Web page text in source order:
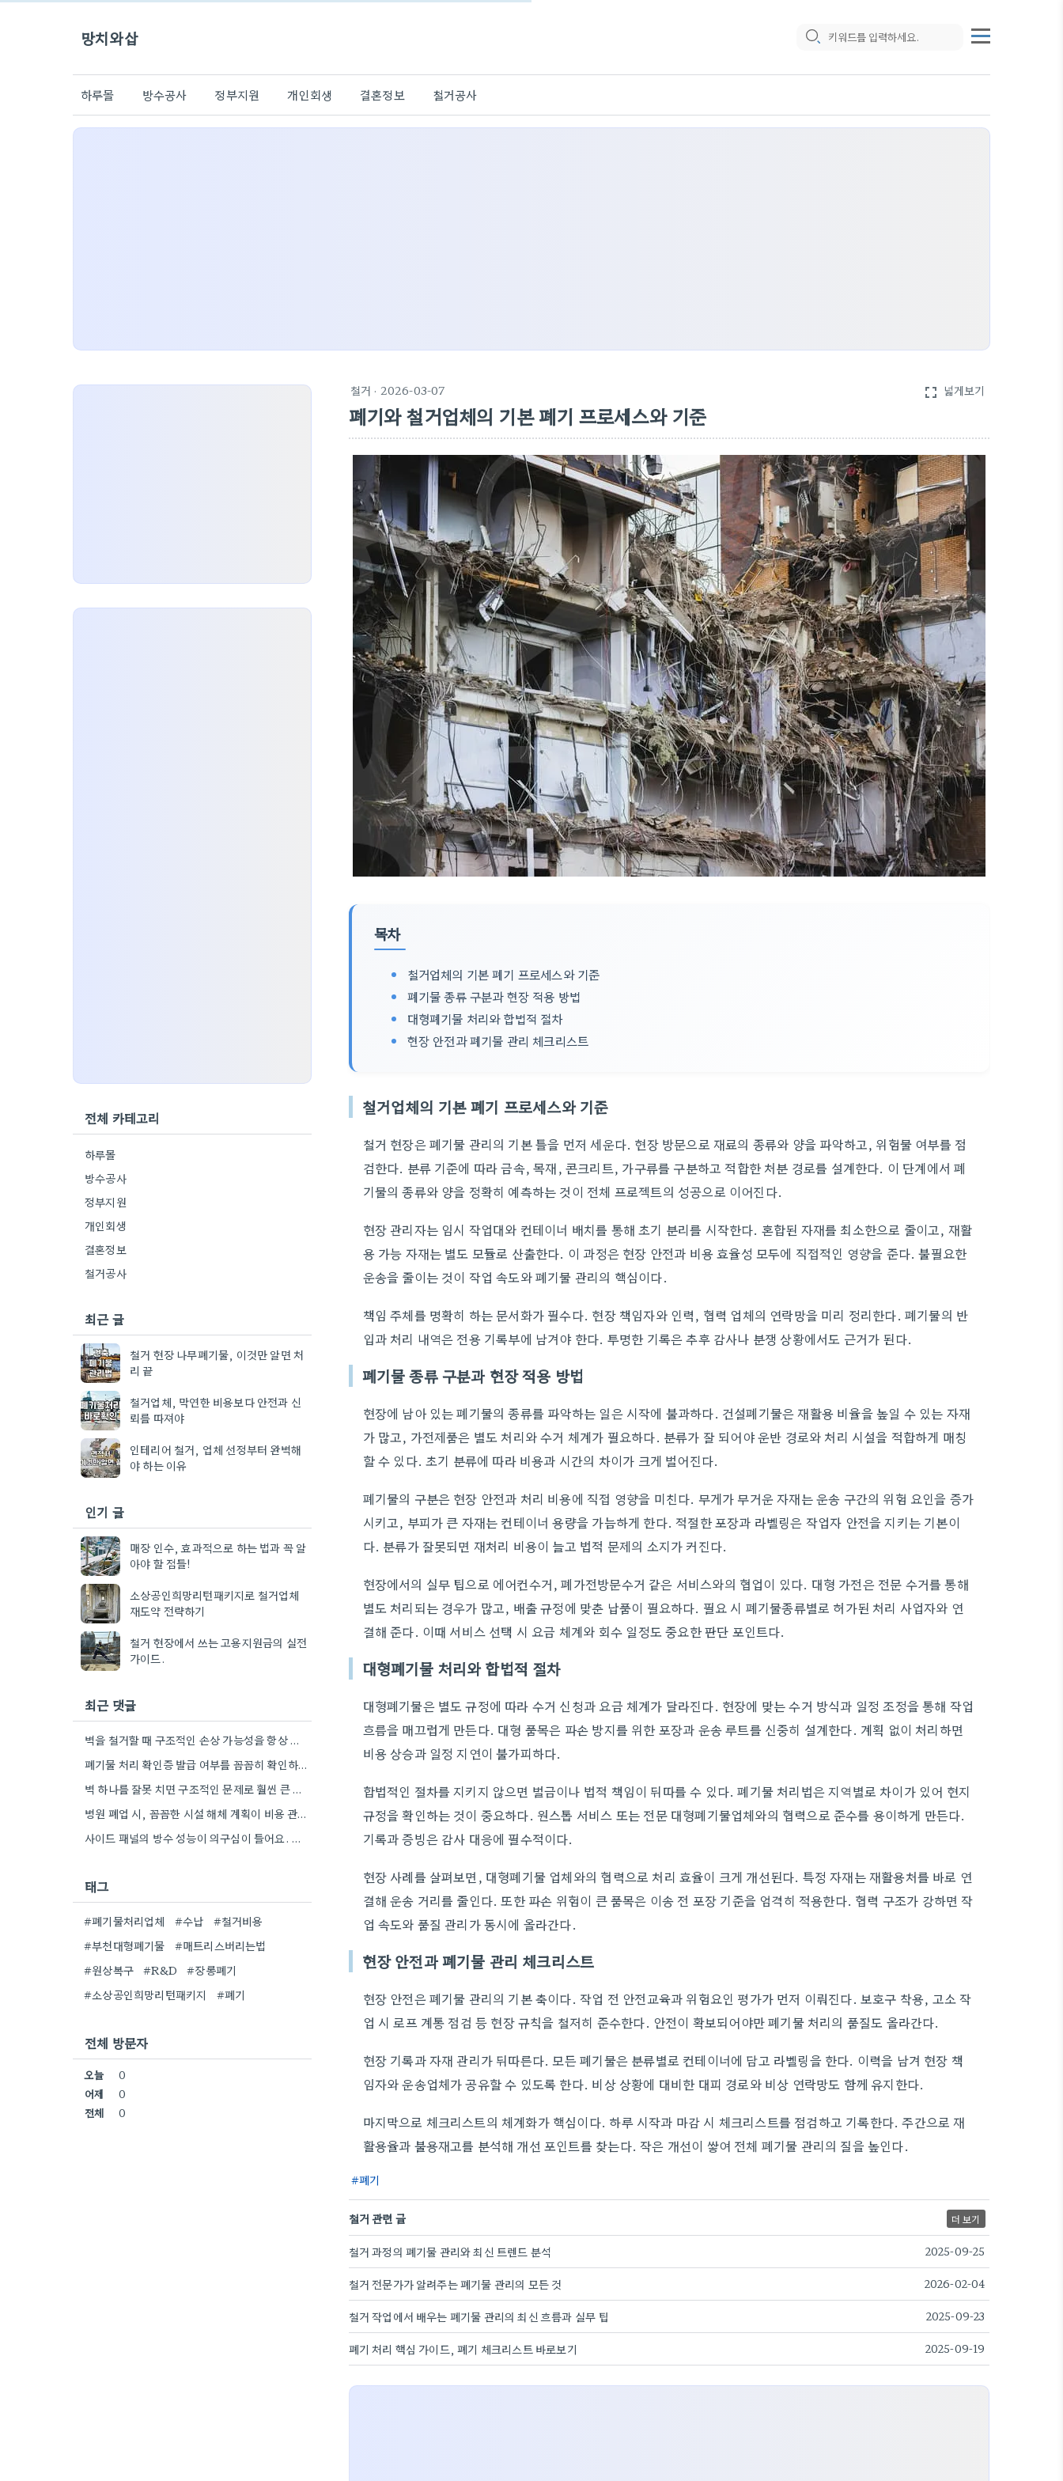
망치와삽
하루몰 방수공사 정부지원 개인회생 결혼정보 철거공사
철거 · 2026-03-07 fullscreen 넓게보기
폐기와 철거업체의 기본 폐기 프로세스와 기준
목차
철거업체의 기본 폐기 프로세스와 기준
폐기물 종류 구분과 현장 적용 방법
대형폐기물 처리와 합법적 절차
현장 안전과 폐기물 관리 체크리스트
철거업체의 기본 폐기 프로세스와 기준
철거 현장은 폐기물 관리의 기본 틀을 먼저 세운다. 현장 방문으로 재료의 종류와 양을 파악하고, 위험물 여부를 점
검한다. 분류 기준에 따라 금속, 목재, 콘크리트, 가구류를 구분하고 적합한 처분 경로를 설계한다. 이 단계에서 폐
기물의 종류와 양을 정확히 예측하는 것이 전체 프로젝트의 성공으로 이어진다.
현장 관리자는 임시 작업대와 컨테이너 배치를 통해 초기 분리를 시작한다. 혼합된 자재를 최소한으로 줄이고, 재활
용 가능 자재는 별도 모듈로 산출한다. 이 과정은 현장 안전과 비용 효율성 모두에 직접적인 영향을 준다. 불필요한
운송을 줄이는 것이 작업 속도와 폐기물 관리의 핵심이다.
책임 주체를 명확히 하는 문서화가 필수다. 현장 책임자와 인력, 협력 업체의 연락망을 미리 정리한다. 폐기물의 반
입과 처리 내역은 전용 기록부에 남겨야 한다. 투명한 기록은 추후 감사나 분쟁 상황에서도 근거가 된다.
폐기물 종류 구분과 현장 적용 방법
현장에 남아 있는 폐기물의 종류를 파악하는 일은 시작에 불과하다. 건설폐기물은 재활용 비율을 높일 수 있는 자재
가 많고, 가전제품은 별도 처리와 수거 체계가 필요하다. 분류가 잘 되어야 운반 경로와 처리 시설을 적합하게 매칭
할 수 있다. 초기 분류에 따라 비용과 시간의 차이가 크게 벌어진다.
폐기물의 구분은 현장 안전과 처리 비용에 직접 영향을 미친다. 무게가 무거운 자재는 운송 구간의 위험 요인을 증가
시키고, 부피가 큰 자재는 컨테이너 용량을 가늠하게 한다. 적절한 포장과 라벨링은 작업자 안전을 지키는 기본이
다. 분류가 잘못되면 재처리 비용이 늘고 법적 문제의 소지가 커진다.
현장에서의 실무 팁으로 에어컨수거, 폐가전방문수거 같은 서비스와의 협업이 있다. 대형 가전은 전문 수거를 통해
별도 처리되는 경우가 많고, 배출 규정에 맞춘 납품이 필요하다. 필요 시 폐기물종류별로 허가된 처리 사업자와 연
결해 준다. 이때 서비스 선택 시 요금 체계와 회수 일정도 중요한 판단 포인트다.
대형폐기물 처리와 합법적 절차
대형폐기물은 별도 규정에 따라 수거 신청과 요금 체계가 달라진다. 현장에 맞는 수거 방식과 일정 조정을 통해 작업
흐름을 매끄럽게 만든다. 대형 품목은 파손 방지를 위한 포장과 운송 루트를 신중히 설계한다. 계획 없이 처리하면
비용 상승과 일정 지연이 불가피하다.
합법적인 절차를 지키지 않으면 벌금이나 법적 책임이 뒤따를 수 있다. 폐기물 처리법은 지역별로 차이가 있어 현지
규정을 확인하는 것이 중요하다. 원스톱 서비스 또는 전문 대형폐기물업체와의 협력으로 준수를 용이하게 만든다.
기록과 증빙은 감사 대응에 필수적이다.
현장 사례를 살펴보면, 대형폐기물 업체와의 협력으로 처리 효율이 크게 개선된다. 특정 자재는 재활용처를 바로 연
결해 운송 거리를 줄인다. 또한 파손 위험이 큰 품목은 이송 전 포장 기준을 엄격히 적용한다. 협력 구조가 강하면 작
업 속도와 품질 관리가 동시에 올라간다.
현장 안전과 폐기물 관리 체크리스트
현장 안전은 폐기물 관리의 기본 축이다. 작업 전 안전교육과 위험요인 평가가 먼저 이뤄진다. 보호구 착용, 고소 작
업 시 로프 계통 점검 등 현장 규칙을 철저히 준수한다. 안전이 확보되어야만 폐기물 처리의 품질도 올라간다.
현장 기록과 자재 관리가 뒤따른다. 모든 폐기물은 분류별로 컨테이너에 담고 라벨링을 한다. 이력을 남겨 현장 책
임자와 운송업체가 공유할 수 있도록 한다. 비상 상황에 대비한 대피 경로와 비상 연락망도 함께 유지한다.
마지막으로 체크리스트의 체계화가 핵심이다. 하루 시작과 마감 시 체크리스트를 점검하고 기록한다. 주간으로 재
활용율과 불용재고를 분석해 개선 포인트를 찾는다. 작은 개선이 쌓여 전체 폐기물 관리의 질을 높인다.
폐기
철거 관련 글 더 보기
철거 과정의 폐기물 관리와 최신 트렌드 분석 2025-09-25
철거 전문가가 알려주는 폐기물 관리의 모든 것 2026-02-04
철거 작업에서 배우는 폐기물 관리의 최신 흐름과 실무 팁 2025-09-23
폐기 처리 핵심 가이드, 폐기 체크리스트 바로보기 2025-09-19
전체 카테고리
하루몰
방수공사
정부지원
개인회생
결혼정보
철거공사
최근 글
철거 현장 나무폐기물, 이것만 알면 처
리 끝
철거업체, 막연한 비용보다 안전과 신
뢰를 따져야
인테리어 철거, 업체 선정부터 완벽해
야 하는 이유
인기 글
매장 인수, 효과적으로 하는 법과 꼭 알
아야 할 점들!
소상공인희망리턴패키지로 철거업체
재도약 전략하기
철거 현장에서 쓰는 고용지원금의 실전
가이드.
최근 댓글
벽을 철거할 때 구조적인 손상 가능성을 항상 염두에 두는 게 중요하네요. 특히 오래된 건물의 경우…
폐기물 처리 확인증 발급 여부를 꼼꼼히 확인하는 게 중요하네요. 특히 건설 폐기물의 처리량이 예상보다 훨씬…
벽 하나를 잘못 치면 구조적인 문제로 훨씬 큰 비용이 나올 수 있다는 점이 와닿네요. 꼼꼼히…
병원 폐업 시, 꼼꼼한 시설 해체 계획이 비용 관리만큼 중요할 것 같아요.
사이드 패널의 방수 성능이 의구심이 들어요. 관련 자료를 찾아봐야겠네요.
태그
#폐기물처리업체 #수납
#철거비용
#부천대형폐기물
#매트리스버리는법
#원상복구
#R&D
#장롱폐기
#소상공인희망리턴패키지
#폐기
전체 방문자
오늘
0
어제
0
전체
0